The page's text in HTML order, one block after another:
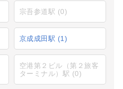
宗吾参道駅 (0)
京成成田駅 (1)
空港第２ビル（第２旅客
ターミナル）駅 (0)